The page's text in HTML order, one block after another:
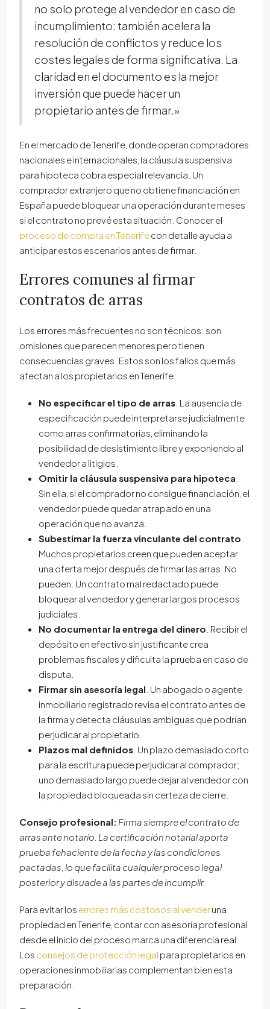
no solo protege al vendedor en caso de
incumplimiento: también acelera la
resolución de conflictos y reduce los
costes legales de forma significativa. La
claridad en el documento es la mejor
inversión que puede hacer un
propietario antes de firmar.»
En el mercado de Tenerife, donde operan compradores
nacionales e internacionales, la cláusula suspensiva
para hipoteca cobra especial relevancia. Un
comprador extranjero que no obtiene financiación en
España puede bloquear una operación durante meses
si el contrato no prevé esta situación. Conocer el
proceso de compra en Tenerifecon detalle ayuda a
anticipar estos escenarios antes de firmar.
Errores comunes al firmar
contratos de arras
Los errores más frecuentes no son técnicos: son
omisiones que parecen menores pero tienen
consecuencias graves. Estos son los fallos que más
afectan a los propietarios en Tenerife:
No especificar el tipo de arras . La ausencia de
especificación puede interpretarse judicialmente
como arras confirmatorias, eliminando la
posibilidad de desistimiento libre y exponiendo al
vendedor a litigios.
Omitir la cláusula suspensiva para hipoteca
Sin ella, si el comprador no consigue financiación, el
vendedor puede quedar atrapado en una
operación que no avanza.
Subestimar la fuerza vinculante del contrato
Muchos propietarios creen que pueden aceptar
una oferta mejor después de firmar las arras. No
pueden. Un contrato mal redactado puede
bloquear al vendedor y generar largos procesos
judiciales.
No documentar la entrega del dinero . Recibir el
depósito en efectivo sin justificante crea
problemas fiscales y dificulta la prueba en caso de
disputa.
Firmar sin asesoría legal . Un abogado o agente
inmobiliario registrado revisa el contrato antes de
la firma y detecta cláusulas ambiguas que podrían
perjudicar al propietario.
Plazos mal definidos . Un plazo demasiado corto
para la escritura puede perjudicar al comprador;
uno demasiado largo puede dejar al vendedor con
la propiedad bloqueada sin certeza de cierre.
Consejo profesional: Firma siempre el contrato de
arras ante notario. La certificación notarial aporta
prueba fehaciente de la fecha y las condiciones
pactadas, lo que facilita cualquier proceso legal
posterior y disuade a las partes de incumplir.
Para evitar los errores más costosos al venderuna
propiedad en Tenerife, contar con asesoría profesional
desde el inicio del proceso marca una diferencia real.
Los consejos de protección legal para propietarios en
operaciones inmobiliarias complementan bien esta
preparación.